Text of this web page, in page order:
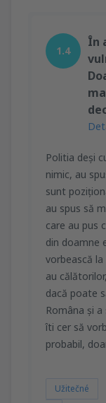
1.4
În
Politia deși
nimic, au
sunt
au spus să
care au pus
din doamne
vorbească
au
dacă poate
Româna și
îti cer să
probabil,
Užitečné